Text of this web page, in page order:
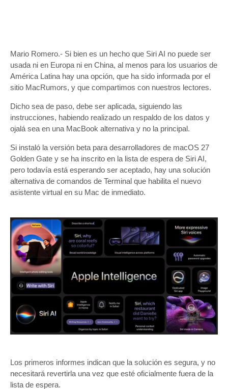
Mario Romero.- Si bien es un hecho que Siri AI no puede ser
usada ni en Europa ni en China, al menos para los usuarios de
América Latina hay una opción, que ha sido informada por el
sitio MacRumors, y que compartimos con nuestros lectores.
Dicho sea de paso, debe ser aplicada, siguiendo las
instrucciones, habiendo realizado un respaldo de los datos y
ojalá sea en una MacBook alternativa y no la principal.
Si instaló la versión beta para desarrolladores de macOS 27
Golden Gate y se ha inscrito en la lista de espera de Siri AI,
pero todavía está esperando ser aceptado, hay una solución
alternativa de comandos de Terminal que habilita el nuevo
asistente virtual en su Mac de inmediato.
Los primeros informes indican que la solución es segura, y no
necesitará revertirla una vez que esté oficialmente fuera de la
lista de espera.